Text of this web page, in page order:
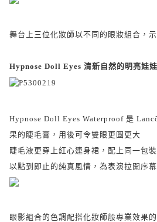
舞台上三位化妝師以不同的眼妝組合，
Hypnose Doll Eyes 清新自然的明亮娃
Hypnose Doll Eyes Waterproof 是
果的睫毛膏，用後可令雙眼更圓更大
睫毛液更穿上紅心連身裙，配上同一包
以點到即止的純真風情，為表演拉開序幕
眼影組合的色調配搭化妝師般專業效果